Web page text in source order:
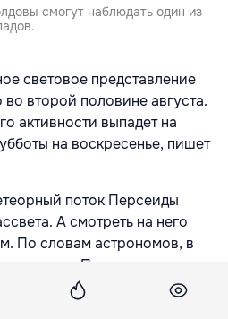
смогут наблюдать один из
световое представление
второй половине августа.
активности выпадет на
на воскресенье, пишет
поток Персеиды
А смотреть на него
По словам астрономов, в
метеоров. Причем, для
дождя не нужны никакие